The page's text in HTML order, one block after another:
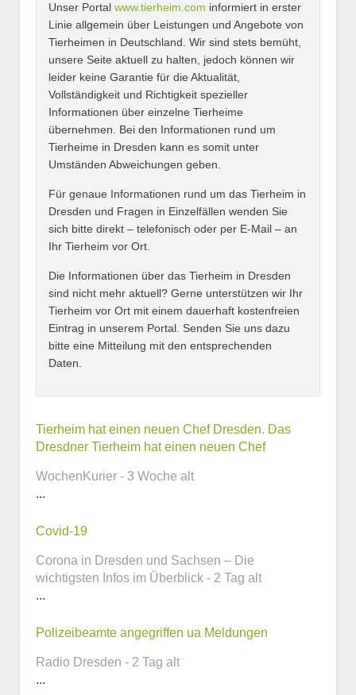
Name*
E-Mail*
Name des Tierheims*
Kontaktmöglichkeiten
E-Mail-Adresse
Unser Portal www.tierheim.com informiert in erster
Linie allgemein über Leistungen und Angebote von
Tierheimen in Deutschland. Wir sind stets bemüht,
unsere Seite aktuell zu halten, jedoch können wir
leider keine Garantie für die Aktualität,
Vollständigkeit und Richtigkeit spezieller
Informationen über einzelne Tierheime
übernehmen. Bei den Informationen rund um
Tierheime in Dresden kann es somit unter
Umständen Abweichungen geben.
Für genaue Informationen rund um das Tierheim in
Dresden und Fragen in Einzelfällen wenden Sie
sich bitte direkt – telefonisch oder per E-Mail – an
Ihr Tierheim vor Ort.
Die Informationen über das Tierheim in Dresden
sind nicht mehr aktuell? Gerne unterstützen wir Ihr
Tierheim vor Ort mit einem dauerhaft kostenfreien
Eintrag in unserem Portal. Senden Sie uns dazu
bitte eine Mitteilung mit den entsprechenden
Daten.
Tierheim hat einen neuen Chef Dresden. Das
Dresdner Tierheim hat einen neuen Chef
WochenKurier - 3 Woche alt
...
Covid-19
Corona in Dresden und Sachsen – Die
wichtigsten Infos im Überblick - 2 Tag alt
...
Polizeibeamte angegriffen ua Meldungen
Radio Dresden - 2 Tag alt
...